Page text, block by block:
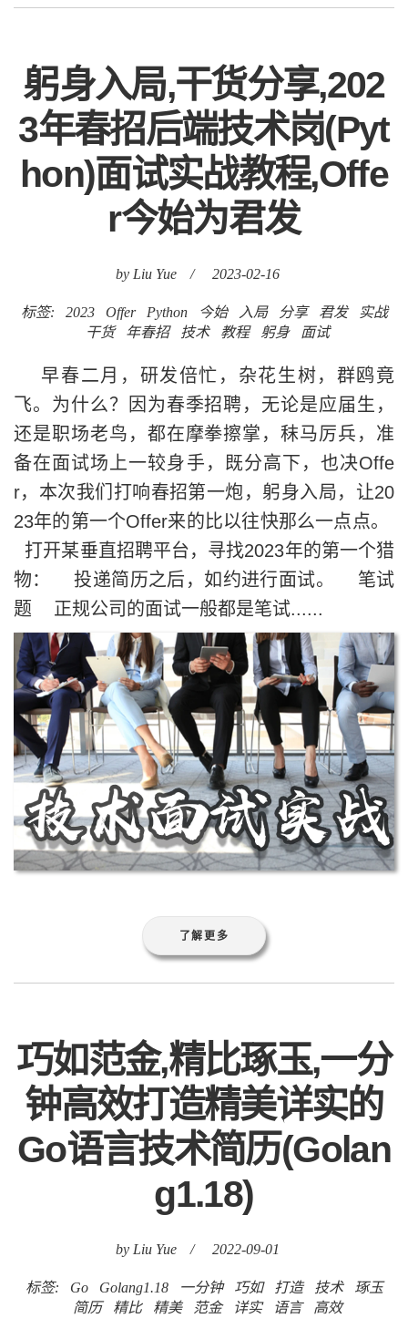
躬身入局,干货分享,202
3年春招后端技术岗(Pyt
hon)面试实战教程,Offe
r今始为君发
by Liu Yue / 2023-02-16
标签: 2023 Offer Python 今始 入局 分享 君发
实战
干货
年春招 技术 教程 躬身 面试
早春二月，研发倍忙，杂花生树，群鸥竟
飞。为什么？因为春季招聘，无论是应届生，
还是职场老鸟，都在摩拳擦掌，秣马厉兵，准
备在面试场上一较身手，既分高下，也决Offe
r，本次我们打响春招第一炮，躬身入局，让20
23年的第一个Offer来的比以往快那么一点点。
打开某垂直招聘平台，寻找2023年的第一个猎
物： 投递简历之后，如约进行面试。 笔试
题 正规公司的面试一般都是笔试......
了解更多
巧如范金,精比琢玉,一分
钟高效打造精美详实的
Go语言技术简历(Golan
g1.18)
by Liu Yue / 2022-09-01
标签: Go Golang1.18 一分钟 巧如 打造 技术
琢玉
简历
精比 精美 范金 详实 语言 高效